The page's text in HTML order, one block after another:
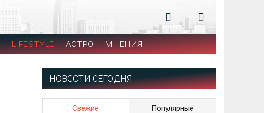
LIFESTYLE АСТРО МНЕНИЯ
НОВОСТИ СЕГОДНЯ
Свежие Популярные